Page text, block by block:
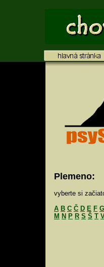
Plemeno:
vyberte si
A B C Č D E F G
M N P R S Š T